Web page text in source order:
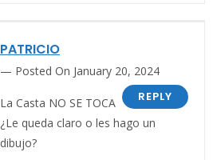
PATRICIO
Posted On January 20, 2024
REPLY
La Casta NO SE TOCA
¿Le queda claro o les hago un
dibujo?